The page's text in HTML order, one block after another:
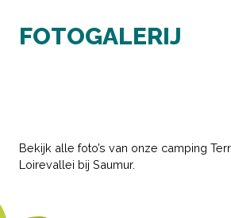
FOTOGALERIJ
Bekijk alle foto’s van onze camping
Loirevallei bij Saumur.